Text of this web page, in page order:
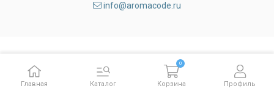
info@aromacode.ru
Главная Каталог Корзина
0
Профиль